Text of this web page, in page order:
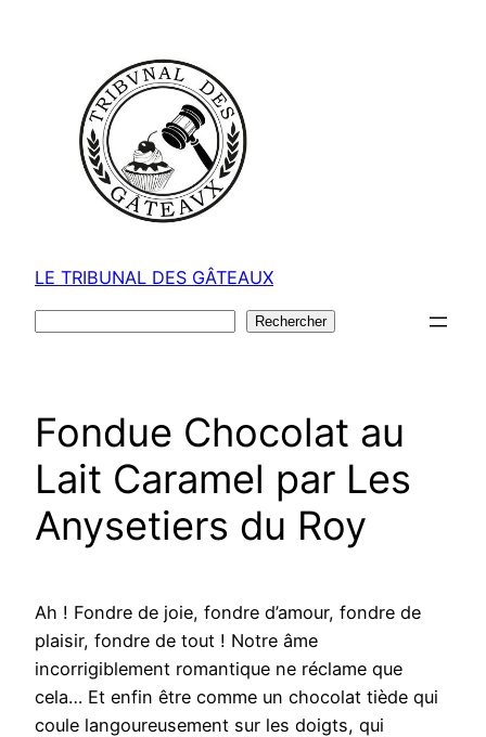
LE TRIBUNAL DES GÂTEAUX
Rechercher
Fondue Chocolat au
Lait Caramel par Les
Anysetiers du Roy
Ah ! Fondre de joie, fondre d’amour, fondre de
plaisir, fondre de tout ! Notre âme
incorrigiblement romantique ne réclame que
cela… Et enfin être comme un chocolat tiède qui
coule langoureusement sur les doigts, qui